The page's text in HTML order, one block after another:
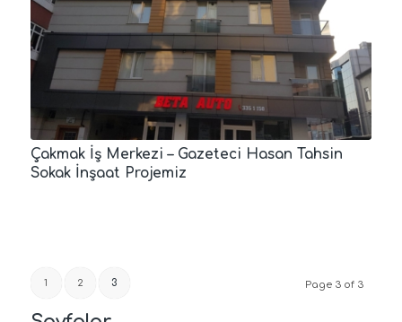
Çakmak İş Merkezi – Gazeteci Hasan Tahsin
Sokak İnşaat Projemiz
Page 3 of 3
1 2 3